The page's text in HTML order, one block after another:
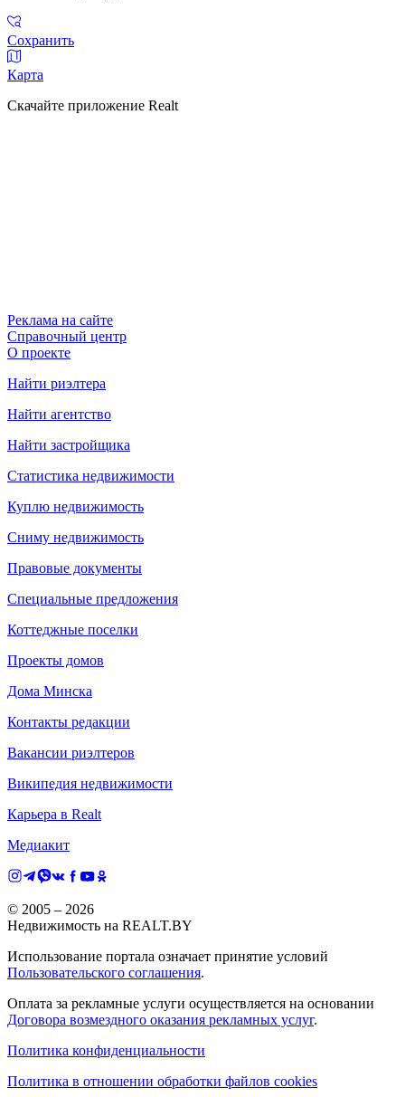
Сохранить
Карта
Скачайте приложение Realt
Реклама на сайте
Справочный центр
О проекте
Найти риэлтера
Найти агентство
Найти застройщика
Статистика недвижимости
Куплю недвижимость
Сниму недвижимость
Правовые документы
Специальные предложения
Коттеджные поселки
Проекты домов
Дома Минска
Контакты редакции
Вакансии риэлтеров
Википедия недвижимости
Карьера в Realt
Медиакит
© 2005 – 2026
Недвижимость на REALT.BY
Использование портала означает принятие условий
Пользовательского соглашения.
Оплата за рекламные услуги осуществляется на основании
Договора возмездного оказания рекламных услуг.
Политика конфиденциальности
Политика в отношении обработки файлов cookies